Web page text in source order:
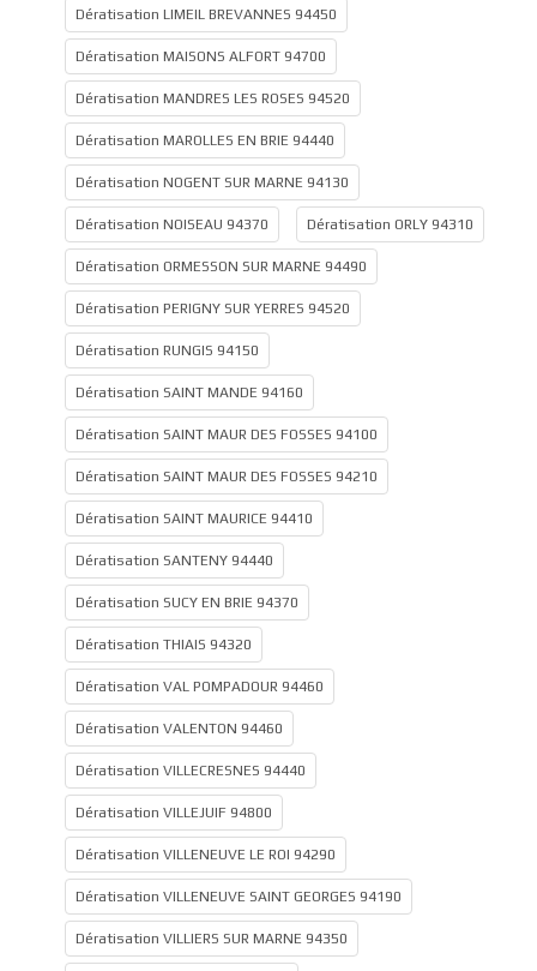
Dératisation LIMEIL BREVANNES 94450
Dératisation MAISONS ALFORT 94700
Dératisation MANDRES LES ROSES 94520
Dératisation MAROLLES EN BRIE 94440
Dératisation NOGENT SUR MARNE 94130
Dératisation NOISEAU 94370 Dératisation ORLY 94310
Dératisation ORMESSON SUR MARNE 94490
Dératisation PERIGNY SUR YERRES 94520
Dératisation RUNGIS 94150
Dératisation SAINT MANDE 94160
Dératisation SAINT MAUR DES FOSSES 94100
Dératisation SAINT MAUR DES FOSSES 94210
Dératisation SAINT MAURICE 94410
Dératisation SANTENY 94440
Dératisation SUCY EN BRIE 94370
Dératisation THIAIS 94320
Dératisation VAL POMPADOUR 94460
Dératisation VALENTON 94460
Dératisation VILLECRESNES 94440
Dératisation VILLEJUIF 94800
Dératisation VILLENEUVE LE ROI 94290
Dératisation VILLENEUVE SAINT GEORGES 94190
Dératisation VILLIERS SUR MARNE 94350